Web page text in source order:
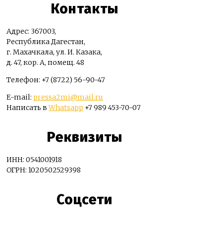
Контакты
Адрес: 367003,
Республика Дагестан,
г. Махачкала, ул. И. Казака,
д. 47, кор. А, помещ. 48
Телефон: +7 (8722) 56-90-47
E-mail: pressa2mi@mail.ru
Написать вWhatsapp +7 989 453-70-07
Реквизиты
ИНН: 0541001918
ОГРН: 1020502529398
Соцсети